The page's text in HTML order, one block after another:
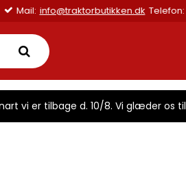
Mail: info@traktorbutikken.dk
vi er tilbage d. 10/8. Vi glæder os